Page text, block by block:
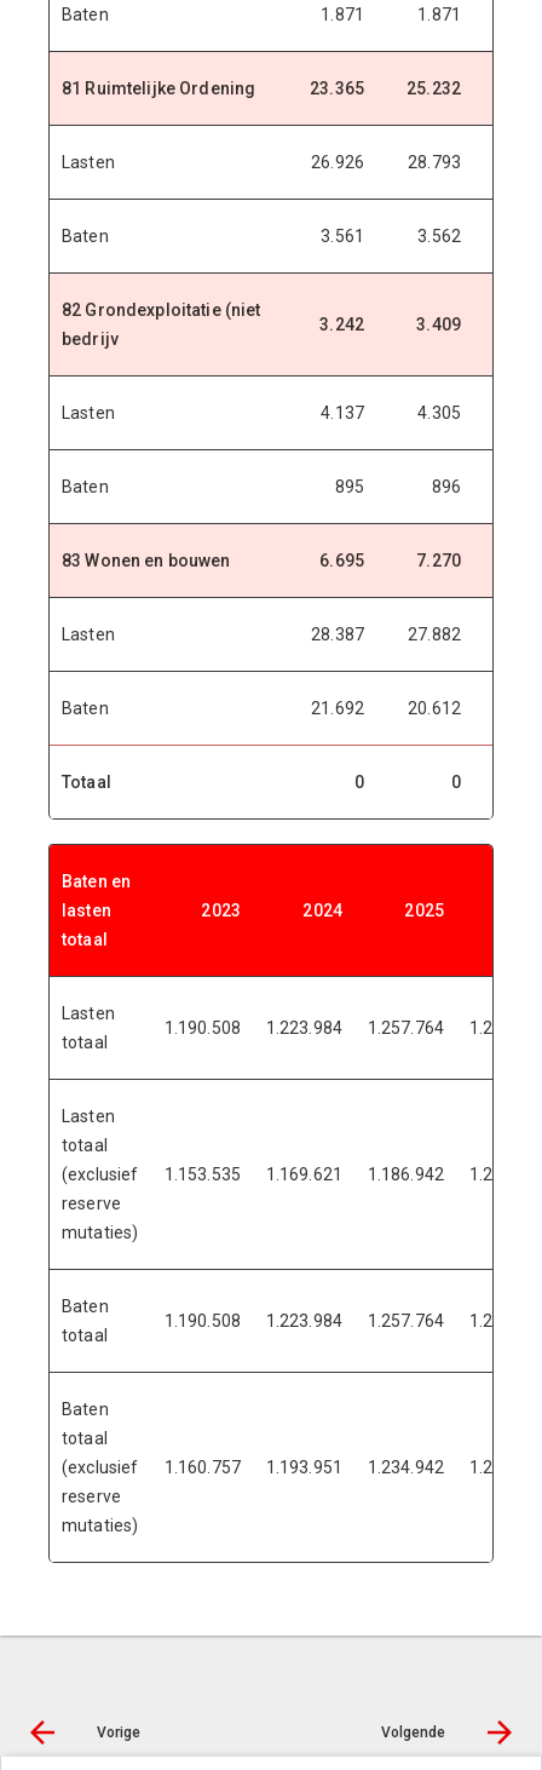
Baten 1.871 1.871
81 Ruimtelijke Ordening 23.365 25.232
Lasten 26.926 28.793
Baten 3.561 3.562
82 Grondexploitatie (niet
bedrijv
3.242 3.409
Lasten 4.137 4.305
Baten 895 896
83 Wonen en bouwen 6.695 7.270
Lasten 28.387 27.882
Baten 21.692 20.612
Totaal 0 0
Baten en
lasten
totaal
2023 2024 2025
Lasten
totaal
1.190.508 1.223.984 1.257.764
Lasten
totaal
(exclusief
reserve
mutaties)
1.153.535 1.169.621 1.186.942
Baten
totaal
1.190.508 1.223.984 1.257.764
Baten
totaal
(exclusief
reserve
mutaties)
1.160.757 1.193.951 1.234.942
Vorige Volgende